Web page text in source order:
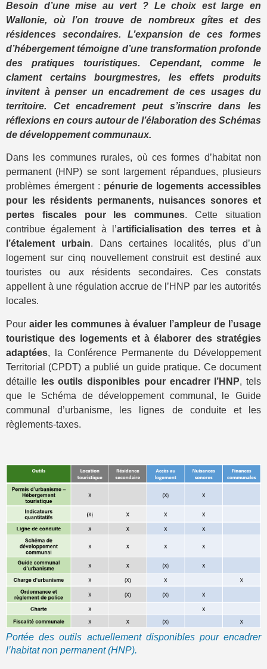
Besoin d’une mise au vert ? Le choix est large en
Wallonie, où l’on trouve de nombreux gîtes et des
résidences secondaires. L’expansion de ces formes
d’hébergement témoigne d’une transformation profonde
des pratiques touristiques. Cependant, comme le
clament certains bourgmestres, les effets produits
invitent à penser un encadrement de ces usages du
territoire. Cet encadrement peut s’inscrire dans les
réflexions en cours autour de l’élaboration des Schémas
de développement communaux.
Dans les communes rurales, où ces formes d’habitat non
permanent (HNP) se sont largement répandues, plusieurs
problèmes émergent : pénurie de logements accessibles
pour les résidents permanents, nuisances sonores et
pertes fiscales pour les communes. Cette situation
contribue également à l’artificialisation des terres et à
l’étalement urbain. Dans certaines localités, plus d’un
logement sur cinq nouvellement construit est destiné aux
touristes ou aux résidents secondaires. Ces constats
appellent à une régulation accrue de l’HNP par les autorités
locales.
Pour aider les communes à évaluer l’ampleur de l’usage
touristique des logements et à élaborer des stratégies
adaptées, la Conférence Permanente du Développement
Territorial (CPDT) a publié un guide pratique. Ce document
détaille
les outils disponibles pour encadrer l’HNP, tels
que le Schéma de développement communal, le Guide
communal d’urbanisme, les lignes de conduite et les
règlements-taxes.
Portée des outils actuellement disponibles pour encadrer
l’habitat non permanent (HNP).